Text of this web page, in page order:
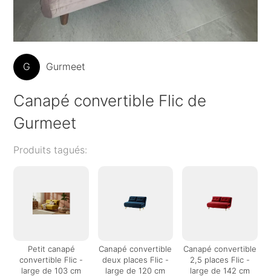
G Gurmeet
Canapé convertible Flic de
Gurmeet
Produits tagués:
Petit canapé
convertible Flic -
large de 103 cm
Canapé convertible
deux places Flic -
large de 120 cm
Canapé convertible
2,5 places Flic -
large de 142 cm